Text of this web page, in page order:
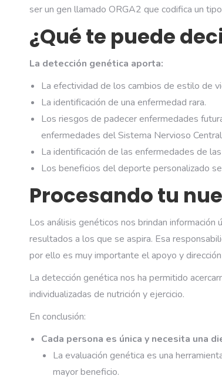
ser un gen llamado ORGA2 que codifica un
¿Qué te puede
La detección genética aporta:
La efectividad de los cambios de estilo de
La identificación de una enfermedad rara.
Los riesgos de padecer enfermedades
enfermedades del Sistema Nervioso
La identificación de las enfermedades de
Los beneficios del deporte personalizado
Procesando tu
Los análisis genéticos nos brindan
resultados a los que se aspira. Esa
por ello es muy importante el apoyo y
La detección genética nos ha permitido
individualizadas de nutrición y ejercicio.
En conclusión:
Cada persona es única y necesita una
La evaluación genética es una
mayor beneficio.